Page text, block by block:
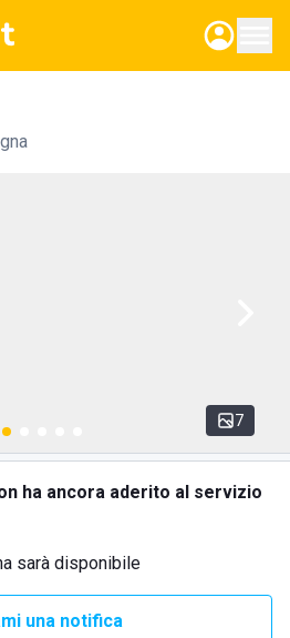
7
ha ancora aderito al servizio
sarà disponibile
una notifica